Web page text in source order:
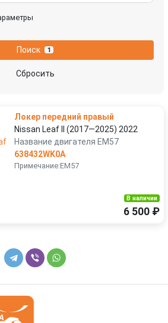
Поиск 1
Сбросить
Локер передний правый
Nissan Leaf II (2017—2025) 2022
Название двигателя EM57
638432WK0A
Примечание:EM57
В наличии
6 500 ₽